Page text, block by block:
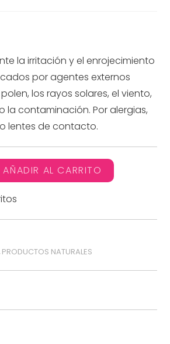
la irritación y el enrojecimiento
por agentes externos
los rayos solares, el viento,
la contaminación. Por alergias,
lentes de contacto.
AÑADIR AL CARRITO
PRODUCTOS NATURALES